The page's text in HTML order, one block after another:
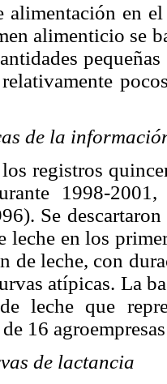
alimentación en
alimenticio se
de la
registros
1998-
Se
leche en los
de leche, con
atípicas. La
leche que
16
de lactancia